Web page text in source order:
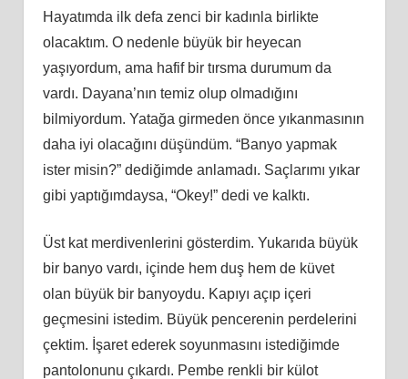
Hayatımda ilk defa zenci bir kadınla birlikte
olacaktım. O nedenle büyük bir heyecan
yaşıyordum, ama hafif bir tırsma durumum da
vardı. Dayana’nın temiz olup olmadığını
bilmiyordum. Yatağa girmeden önce yıkanmasının
daha iyi olacağını düşündüm. “Banyo yapmak
ister misin?” dediğimde anlamadı. Saçlarımı yıkar
gibi yaptığımdaysa, “Okey!” dedi ve kalktı.
Üst kat merdivenlerini gösterdim. Yukarıda büyük
bir banyo vardı, içinde hem duş hem de küvet
olan büyük bir banyoydu. Kapıyı açıp içeri
geçmesini istedim. Büyük pencerenin perdelerini
çektim. İşaret ederek soyunmasını istediğimde
pantolonunu çıkardı. Pembe renkli bir külot